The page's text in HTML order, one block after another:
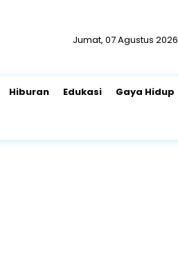
Jumat, 07 Agustus 2026
Hiburan Edukasi Gaya Hidup